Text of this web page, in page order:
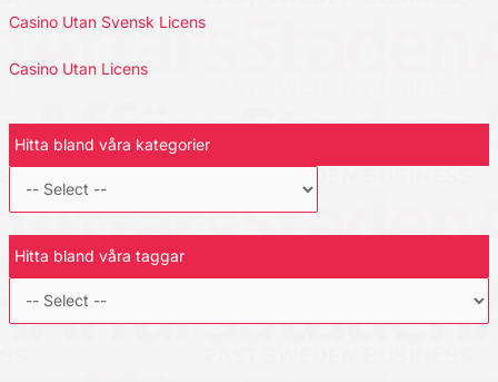
Casino Utan Svensk Licens
Casino Utan Licens
Hitta bland våra kategorier
Hitta bland våra taggar